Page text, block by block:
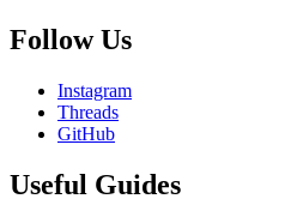
Follow Us
Instagram
Threads
GitHub
Useful Guides